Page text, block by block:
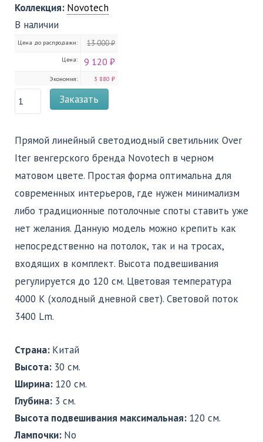
Коллекция: Novotech
В наличии
Цена до распродажи: 13 000 ₽
Цена: 9 120 ₽
Экономия: 3 880 ₽
Заказать
Прямой линейный светодиодный светильник Over
Iter венгерского бренда Novotech в черном
матовом цвете. Простая форма оптимальна для
современных интерьеров, где нужен минимализм
либо традиционные потолочные споты ставить уже
нет желания. Данную модель можно крепить как
непосредственно на потолок, так и на тросах,
входящих в комплект. Высота подвешивания
регулируется до 120 см. Цветовая температура
4000 К (холодный дневной свет). Световой поток
3400 Lm.
Страна: Китай
Высота: 30 см.
Ширина: 120 см.
Глубина: 3 см.
Высота подвешивания максимальная: 120 см.
Лампочки: No